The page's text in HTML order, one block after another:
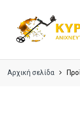
navigation
content
Αρχική σελίδα